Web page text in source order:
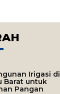
Irigasi di
Barat untuk
Pangan